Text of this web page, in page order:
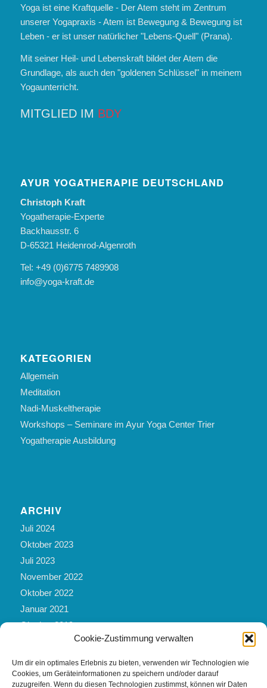
Cookie-Zustimmung verwalten
Um dir ein optimales Erlebnis zu bieten, verwenden wir Technologien wie
Cookies, um Geräteinformationen zu speichern und/oder darauf
zuzugreifen. Wenn du diesen Technologien zustimmst, können wir Daten
Yoga ist eine Kraftquelle - Der Atem steht im Zentrum
unserer Yogapraxis - Atem ist Bewegung & Bewegung ist
Leben - er ist unser natürlicher "Lebens-Quell" (Prana).
Mit seiner Heil- und Lebenskraft bildet der Atem die
Grundlage, als auch den "goldenen Schlüssel" in meinem
Yogaunterricht.
MITGLIED IM BDY
AYUR YOGATHERAPIE DEUTSCHLAND
Christoph Kraft
Yogatherapie-Experte
Backhausstr. 6
D-65321 Heidenrod-Algenroth
Tel: +49 (0)6775 7489908
info@yoga-kraft.de
KATEGORIEN
Allgemein
Meditation
Nadi-Muskeltherapie
Workshops – Seminare im Ayur Yoga Center Trier
Yogatherapie Ausbildung
ARCHIV
Juli 2024
Oktober 2023
Juli 2023
November 2022
Oktober 2022
Januar 2021
Oktober 2019
Februar 2017